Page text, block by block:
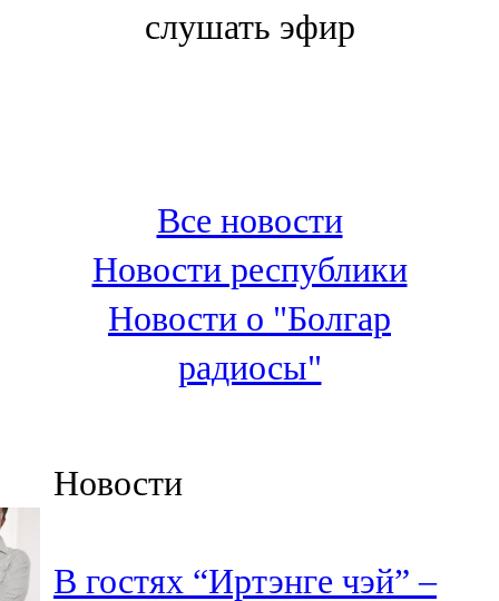
100,3 FM
Зәй
106,6 FM
Кадыбаш
105,2 FM
91,5 FM
слушать эфир
Все новости
Новости республики
Новости о "Болгар
радиосы"
Новости
В гостях “Иртэнге чэй” –